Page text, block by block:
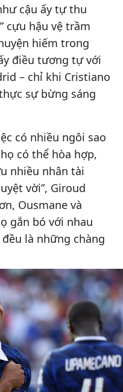
cậu ấy tự thu
cựu hậu vệ trầm
hiếm trong
điều tương tự với
– chỉ khi Cristiano
sự bừng sáng
có nhiều ngôi sao
có thể hòa hợp,
nhiều nhân tài
vời”, Giroud
Ousmane và
gắn bó với nhau
là những chàng